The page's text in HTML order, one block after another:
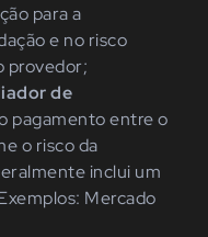
para a
e no risco
provedor;
de
pagamento entre o
o risco da
inclui um
Mercado